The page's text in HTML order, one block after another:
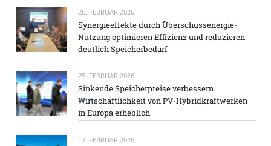
26. FEBRUAR 2026
Synergieeffekte durch Überschussenergie-
Nutzung optimieren Effizienz und reduzieren
deutlich Speicherbedarf
25. FEBRUAR 2026
Sinkende Speicherpreise verbessern
Wirtschaftlichkeit von PV-Hybridkraftwerken
in Europa erheblich
17. FEBRUAR 2026